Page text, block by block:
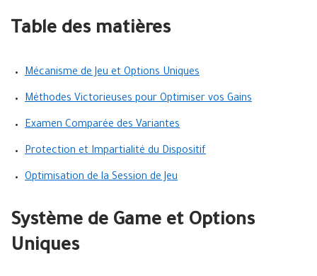
Table des matières
Mécanisme de Jeu et Options Uniques
Méthodes Victorieuses pour Optimiser vos Gains
Examen Comparée des Variantes
Protection et Impartialité du Dispositif
Optimisation de la Session de Jeu
Système de Game et Options
Uniques